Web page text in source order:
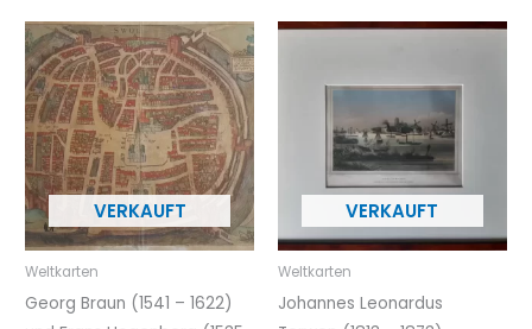
Weltkarten
Georg Braun (1541 – 1622)
Weltkarten
Johannes Leonardus